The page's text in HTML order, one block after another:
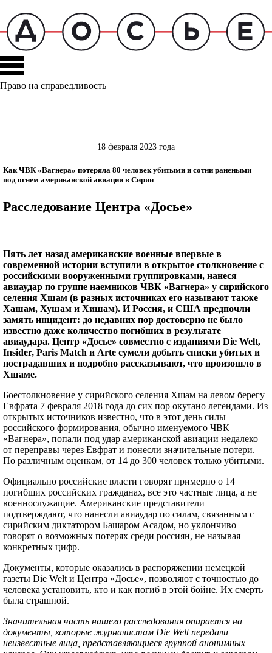
Право на справедливость
18 февраля 2023 года
Как ЧВК «Вагнера» потеряла 80 человек убитыми и сотни ранеными
под огнем американской авиации в Сирии
Расследование Центра «Досье»
Пять лет назад американские военные впервые в
современной истории вступили в открытое столкновение с
российскими вооруженными группировками, нанеся
авиаудар по группе наемников ЧВК «Вагнера» у сирийского
селения Хшам (в разных источниках его называют также
Хашам, Хушам и Хишам). И Россия, и США предпочли
замять инцидент: до недавних пор достоверно не было
известно даже количество погибших в результате
авиаудара. Центр «Досье» совместно с изданиями Die Welt,
Insider, Paris Match и Arte сумели добыть списки убитых и
пострадавших и подробно рассказывают, что произошло в
Хшаме.
Боестолкновение у сирийского селения Хшам на левом берегу
Евфрата 7 февраля 2018 года до сих пор окутано легендами. Из
открытых источников известно, что в этот день силы
российского формирования, обычно именуемого ЧВК
«Вагнера», попали под удар американской авиации недалеко
от переправы через Евфрат и понесли значительные потери.
По различным оценкам, от 14 до 300 человек только убитыми.
Официально российские власти говорят примерно о 14
погибших российских гражданах, все это частные лица, а не
военнослужащие. Американские представители
подтверждают, что нанесли авиаудар по силам, связанным с
сирийским диктатором Башаром Асадом, но уклончиво
говорят о возможных потерях среди россиян, не называя
конкретных цифр.
Документы, которые оказались в распоряжении немецкой
газеты Die Welt и Центра «Досье», позволяют с точностью до
человека установить, кто и как погиб в этой бойне. Их смерть
была страшной.
Значительная часть нашего расследования опирается на
документы, которые журналистам Die Welt передали
неизвестные лица, представляющиеся группой анонимных